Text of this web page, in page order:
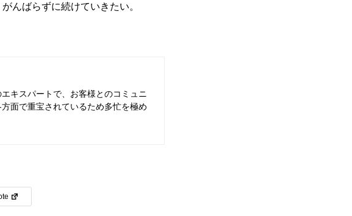
んばらずに続けていきたい。
キスパートで、お客様とのコミュニ
面で重宝されているため多忙を極め